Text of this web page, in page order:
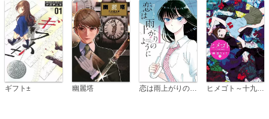
ギフト± 幽麗塔 恋は雨上がりのように ヒメゴト～十九歳の制服～